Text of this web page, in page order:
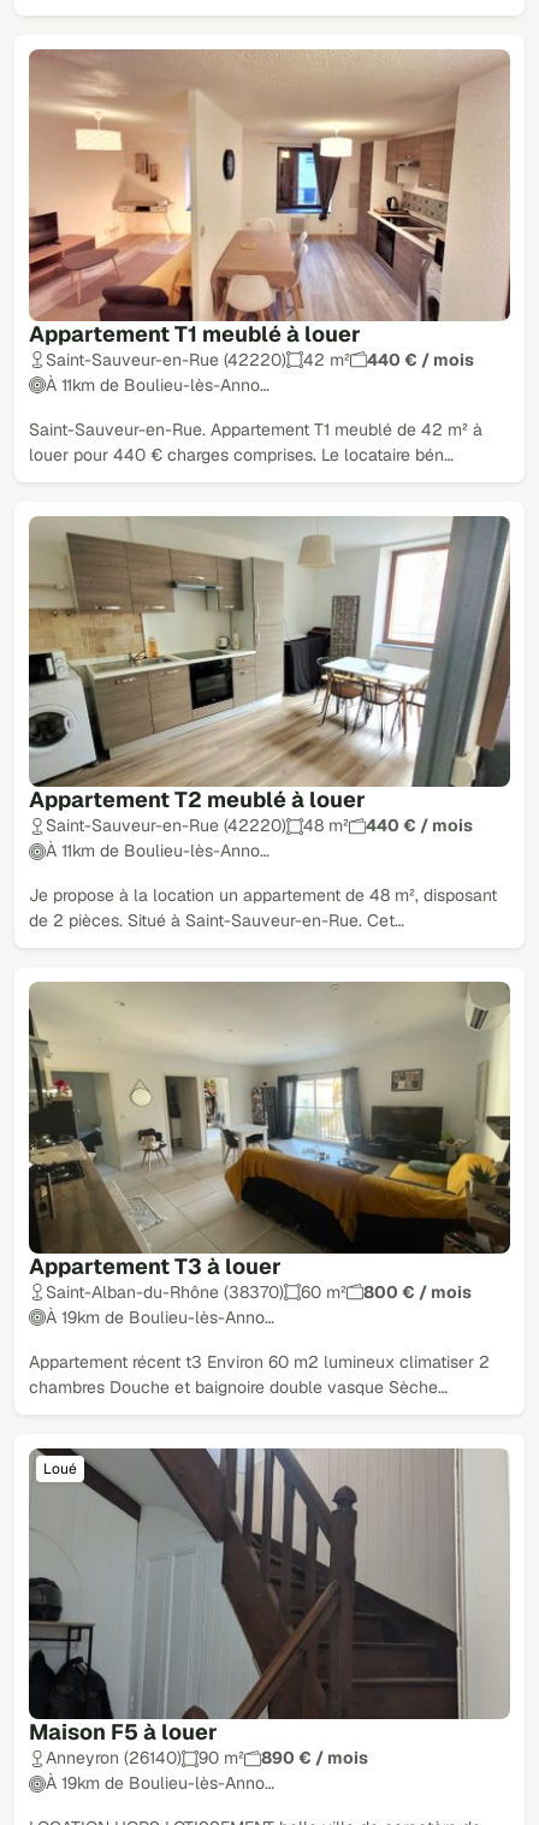
Appartement T1 meublé à louer
Saint-Sauveur-en-Rue (42220) 42 m²
440 € / mois
À 11km de Boulieu-lès-Anno…
Saint-Sauveur-en-Rue. Appartement T1 meublé de 42 m² à
louer pour 440 € charges comprises. Le locataire bén…
Appartement T2 meublé à louer
Saint-Sauveur-en-Rue (42220) 48 m²
440 € / mois
À 11km de Boulieu-lès-Anno…
Je propose à la location un appartement de 48 m², disposant
de 2 pièces. Situé à Saint-Sauveur-en-Rue. Cet…
Appartement T3 à louer
Saint-Alban-du-Rhône (38370) 60 m²
800 € / mois
À 19km de Boulieu-lès-Anno…
Appartement récent t3 Environ 60 m2 lumineux climatiser 2
chambres Douche et baignoire double vasque Sèche…
Maison F5 à louer
Loué
Anneyron (26140) 90 m²
890 € / mois
À 19km de Boulieu-lès-Anno…